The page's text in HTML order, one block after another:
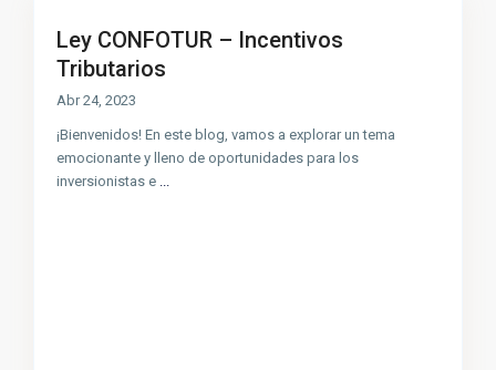
Ley CONFOTUR – Incentivos
Tributarios
Abr 24, 2023
¡Bienvenidos! En este blog, vamos a explorar un tema
emocionante y lleno de oportunidades para los
inversionistas e ...